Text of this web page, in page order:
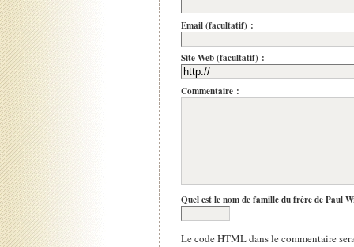
Email (facultatif) :
Site Web (facultatif) :
Commentaire :
Quel est le nom de famille du frère de Paul
Le code HTML dans le commentaire